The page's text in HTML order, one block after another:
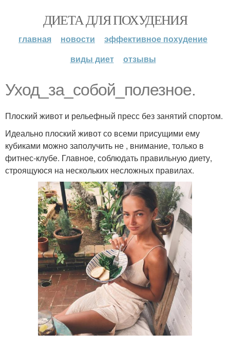
ДИЕТА ДЛЯ ПОХУДЕНИЯ
главная новости
эффективное похудение
виды диет
отзывы
Уход_за_собой_полезное.
Плоский живот и рельефный пресс без занятий спортом.
Идеально плоский живот со всеми присущими ему
кубиками можно заполучить не , внимание, только в
фитнес-клубе. Главное, соблюдать правильную диету,
строящуюся на нескольких несложных правилах.